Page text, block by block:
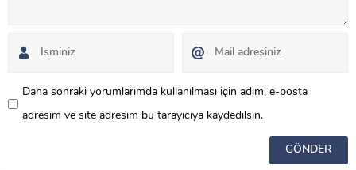
Daha sonraki yorumlarımda kullanılması için adım, e-posta
adresim ve site adresim bu tarayıcıya kaydedilsin.